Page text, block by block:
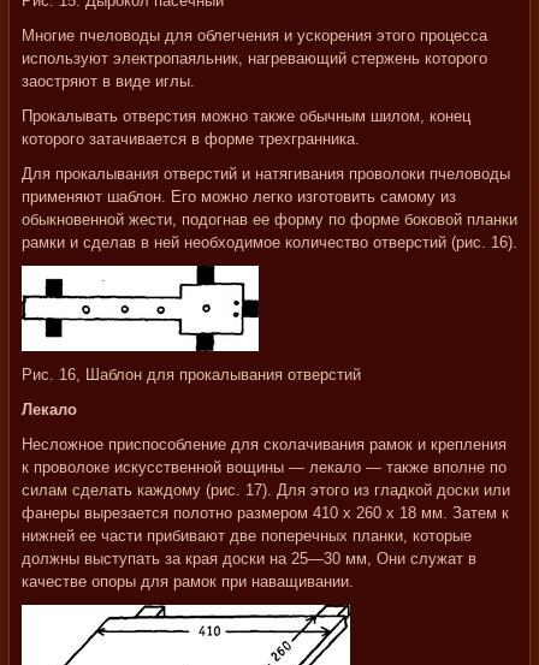
Многие пчеловоды для облегчения и ускорения этого процесса
используют электропаяльник, нагревающий стержень которого
заостряют в виде иглы.
Прокалывать отверстия можно также обычным шилом, конец
которого затачивается в форме трехгранника.
Для прокалывания отверстий и натягивания проволоки пчеловоды
применяют шаблон. Его можно легко изготовить самому из
обыкновенной жести, подогнав ее форму по форме боковой планки
рамки и сделав в ней необходимое количество отверстий (рис. 16).
Рис. 16, Шаблон для прокалывания отверстий
Лекало
Несложное приспособление для сколачивания рамок и крепления
к проволоке искусственной вощины — лекало — также вполне по
силам сделать каждому (рис. 17). Для этого из гладкой доски или
фанеры вырезается полотно размером 410 х 260 х 18 мм. Затем к
нижней ее части прибивают две поперечных планки, которые
должны выступать за края доски на 25—30 мм, Они служат в
качестве опоры для рамок при наващивании.